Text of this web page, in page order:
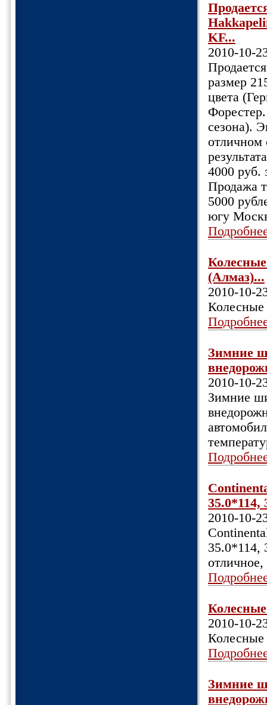
KF...
2010-10-
размер
цвета
сезона).
отличном
4000 руб.
Продажа
5000
югу
(Алмаз)...
2010-10-
Колесные
Зимние
2010-10-
Зимние
35.0*114,
2010-10-
35.0*114,
2010-10-
Колесные
Зимние